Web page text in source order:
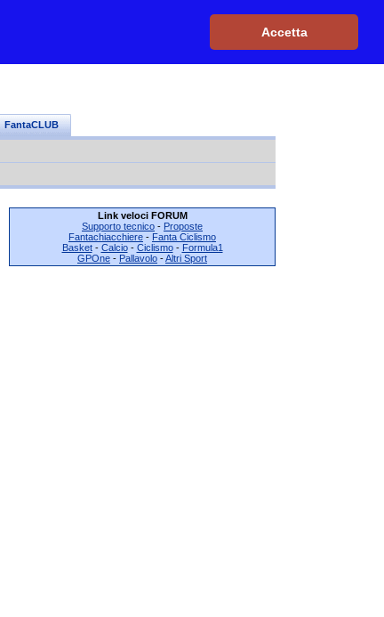
Accetta
Contattaci|Login|
FantaCLUB
Link veloci FORUM
Supporto tecnico - Proposte
Fantachiacchiere - Fanta Ciclismo
Basket- Calcio- Ciclismo- Formula1
GPOne - Pallavolo -Altri Sport